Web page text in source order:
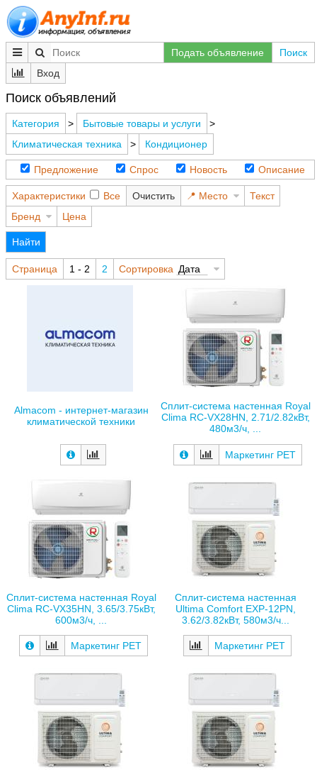
Подать объявление
Поиск
Вход
Поиск объявлений
Категория > Бытовые товары и услуги
>
Климатическая техника
> Кондиционер
Предложение Спрос Новость Описание
Характеристики Все Очистить Место
Текст
Бренд
Цена
Найти
Страница 1 - 2 2 Сортировка Дата
Almacom - интернет-магазин
климатической техники
Сплит-система настенная Royal
Clima RC-VX28HN, 2.71/2.82кВт,
480м3/ч, ...
Маркетинг РЕТ
Сплит-система настенная Royal
Clima RC-VX35HN, 3.65/3.75кВт,
600м3/ч, ...
Маркетинг РЕТ
Сплит-система настенная
Ultima Comfort EXP-12PN,
3.62/3.82кВт, 580м3/ч...
Маркетинг РЕТ